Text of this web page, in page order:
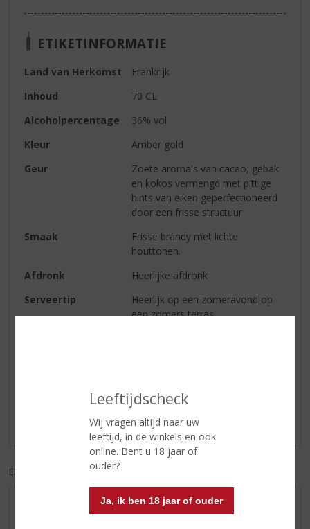
Leeftijdscheck
Wij vragen altijd naar uw
leeftijd, in de winkels en ook
online. Bent u 18 jaar of
ouder?
Ja, ik ben 18 jaar of ouder
ETIKETINFORMATIE
Land van Herkomst
Frankrijk
Inhoud
70 CL
Alcoholpercentage
36% vol
Kleur
Amber gold
Geur
Zoete aroma's van cacao, gebak
en kokos vermengd met pittige
hints van eiken geperfectioneerd
door een frisse structuur
Smaak
Frisse brandy met lichte
houttonen.
Afdronk
Heerlijke afdronk
Serveertip
Heerlijk op een zomeravond op
een zomers terras.
Schrijf een review
Er zijn nog geen reviews geplaatst voor dit product
EXCL. BTW INCL. BTW